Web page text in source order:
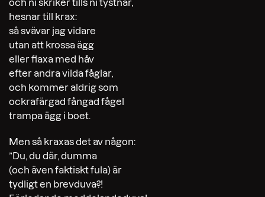
och ni skriker tills ni tystnar,
hesnar till krax:
så svävar jag vidare
utan att krossa ägg
eller flaxa med håv
efter andra vilda fåglar,
och kommer aldrig som
ockrafärgad fångad fågel
trampa ägg i boet.
Men så kraxas det av någon:
”Du, du där, dumma
(och även faktiskt fula) är
tydligt en brevduva?!